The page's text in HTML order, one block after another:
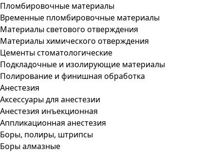
Пломбировочные материалы
Временные пломбировочные материалы
Материалы светового отверждения
Материалы химического отверждения
Цементы стоматологические
Подкладочные и изолирующие материалы
Полирование и финишная обработка
Анестезия
Аксессуары для анестезии
Анестезия инъекционная
Аппликационная анестезия
Боры, полиры, штрипсы
Боры алмазные